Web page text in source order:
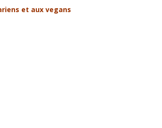
et aux vegans